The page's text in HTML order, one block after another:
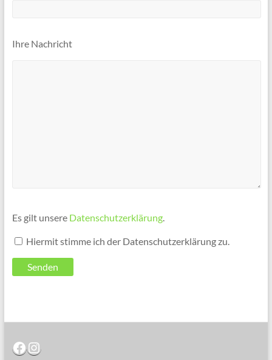
Ihre Nachricht
Es gilt unsere Datenschutzerklärung.
Hiermit stimme ich der Datenschutzerklärung zu.